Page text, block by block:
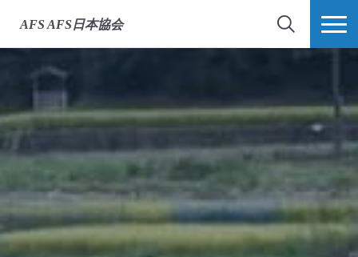
AFS AFS日本協会
検索 MORE